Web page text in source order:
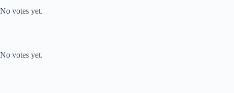
No votes yet.
No votes yet.